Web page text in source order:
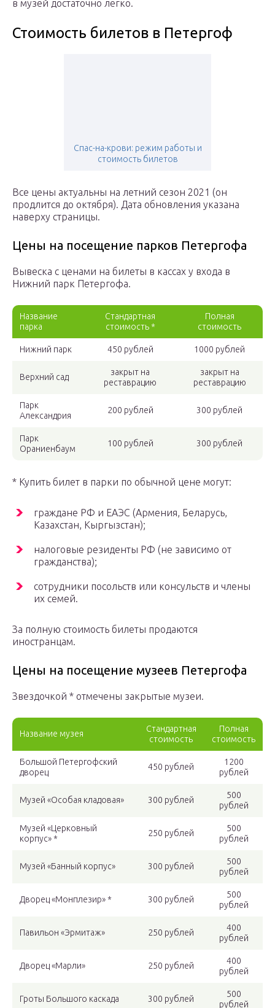
в музей достаточно легко.
Стоимость билетов в Петергоф
Спас-на-крови: режим работы и
стоимость билетов
Все цены актуальны на летний сезон 2021 (он
продлится до октября). Дата обновления указана
наверху страницы.
Цены на посещение парков Петергофа
Вывеска с ценами на билеты в кассах у входа в
Нижний парк Петергофа.
Название
парка
Стандартная
стоимость *
Полная
стоимость
Нижний парк 450 рублей 1000 рублей
Верхний сад
закрыт на
реставрацию
закрыт на
реставрацию
Парк
Александрия
200 рублей 300 рублей
Парк
Ораниенбаум
100 рублей 300 рублей
* Купить билет в парки по обычной цене могут:
граждане РФ и ЕАЭС (Армения, Беларусь,
Казахстан, Кыргызстан);
налоговые резиденты РФ (не зависимо от
гражданства);
сотрудники посольств или консульств и члены
их семей.
За полную стоимость билеты продаются
иностранцам.
Цены на посещение музеев Петергофа
Звездочкой * отмечены закрытые музеи.
Название музея
Стандартная
стоимость
Полная
стоимость
Большой Петергофский
дворец
450 рублей
1200
рублей
Музей «Особая кладовая» 300 рублей
500
рублей
Музей «Церковный
корпус» *
250 рублей
500
рублей
Музей «Банный корпус» 300 рублей
500
рублей
Дворец «Монплезир» * 300 рублей
500
рублей
Павильон «Эрмитаж» 250 рублей
400
рублей
Дворец «Марли» 250 рублей
400
рублей
Гроты Большого каскада 300 рублей
500
рублей